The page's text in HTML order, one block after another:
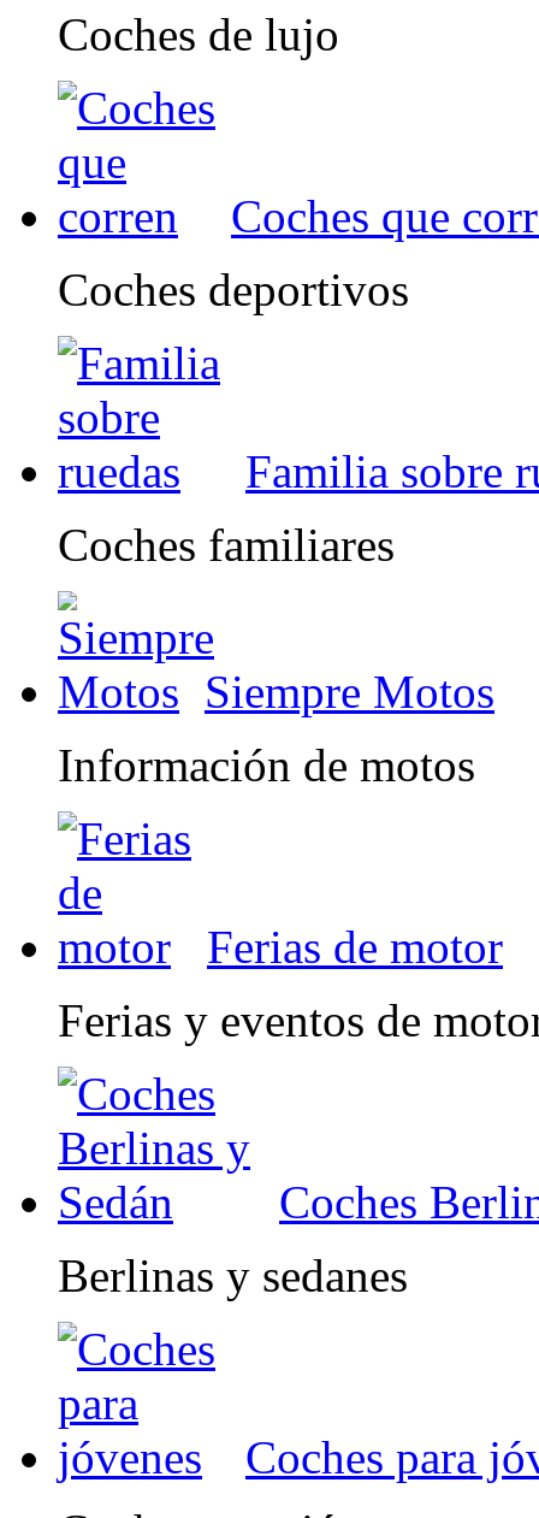
Coches de lujo
Coches que
Coches deportivos
Familia sobre
Coches familiares
Siempre Motos
Información de motos
Ferias de motor
Ferias y eventos de
Coches
Berlinas y sedanes
Coches para